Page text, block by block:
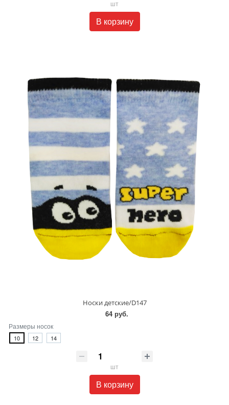
шт
В корзину
Носки детские/D147
64 руб.
Размеры носок
10 12 14
шт
В корзину